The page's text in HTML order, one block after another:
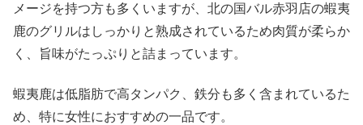
メージを持つ方も多くいますが、北の国バル赤羽店の蝦夷
鹿のグリルはしっかりと熟成されているため肉質が柔らか
く、旨味がたっぷりと詰まっています。
蝦夷鹿は低脂肪で高タンパク、鉄分も多く含まれているた
め、特に女性におすすめの一品です。